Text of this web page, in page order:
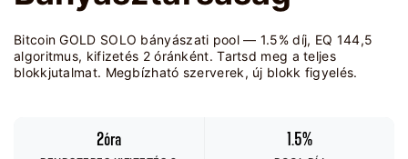
Bitcoin GOLD SOLO bányászati pool — 1.5% díj, EQ 144,5
algoritmus, kifizetés 2 óránként. Tartsd meg a teljes
blokkjutalmat. Megbízható szerverek, új blokk figyelés.
2óra 1.5%